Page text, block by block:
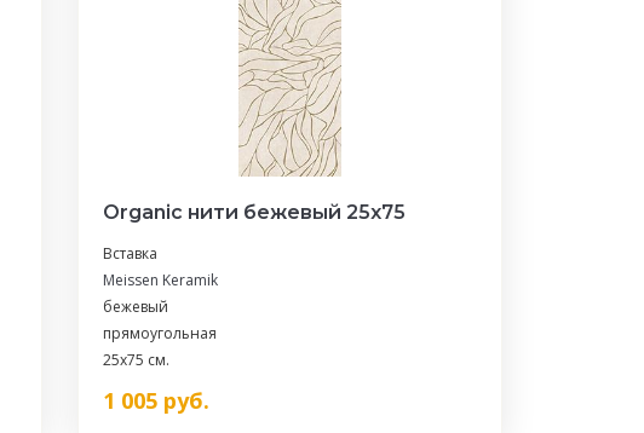
Organic нити бежевый 25х75
Вставка
Meissen Keramik
бежевый
прямоугольная
25x75 см.
1 005руб.